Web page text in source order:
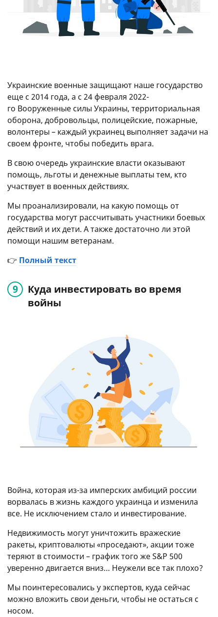
Украинские военные защищают наше государство
еще с 2014 года, а с 24 февраля 2022-
го Вооруженные силы Украины, территориальная
оборона, добровольцы, полицейские, пожарные,
волонтеры – каждый украинец выполняет задачи на
своем фронте, чтобы победить врага.
В свою очередь украинские власти оказывают
помощь, льготы и денежные выплаты тем, кто
участвует в военных действиях.
Мы проанализировали, на какую помощь от
государства могут рассчитывать участники боевых
действий и их дети. А также достаточно ли этой
помощи нашим ветеранам.
👉 Полный текст
Куда инвестировать во время
войны
Война, которая из-за имперских амбиций россии
ворвалась в жизнь каждого украинца и изменила
все. Не исключением стало и инвестирование.
Недвижимость могут уничтожить вражеские
ракеты, криптовалюты «проседают», акции тоже
теряют в стоимости – график того же S&P 500
уверенно двигается вниз… Неужели все так плохо?
Мы поинтересовались у экспертов, куда сейчас
можно вложить свои деньги, чтобы не остаться с
носом.